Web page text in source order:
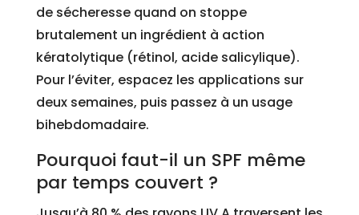
de sécheresse quand on stoppe
brutalement un ingrédient à action
kératolytique (rétinol, acide salicylique).
Pour l’éviter, espacez les applications sur
deux semaines, puis passez à un usage
bihebdomadaire.
Pourquoi faut-il un SPF même
par temps couvert ?